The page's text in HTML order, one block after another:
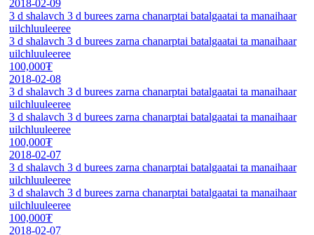
2018-02-09
3 d shalavch 3 d burees zarna chanarptai batalgaatai ta manaihaar
uilchluuleeree
3 d shalavch 3 d burees zarna chanarptai batalgaatai ta manaihaar
uilchluuleeree
100,000₮
2018-02-08
3 d shalavch 3 d burees zarna chanarptai batalgaatai ta manaihaar
uilchluuleeree
3 d shalavch 3 d burees zarna chanarptai batalgaatai ta manaihaar
uilchluuleeree
100,000₮
2018-02-07
3 d shalavch 3 d burees zarna chanarptai batalgaatai ta manaihaar
uilchluuleeree
3 d shalavch 3 d burees zarna chanarptai batalgaatai ta manaihaar
uilchluuleeree
100,000₮
2018-02-07